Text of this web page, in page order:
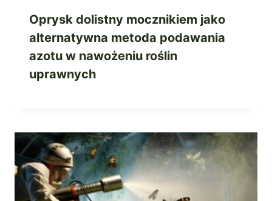
Oprysk dolistny mocznikiem jako
alternatywna metoda podawania
azotu w nawożeniu roślin
uprawnych